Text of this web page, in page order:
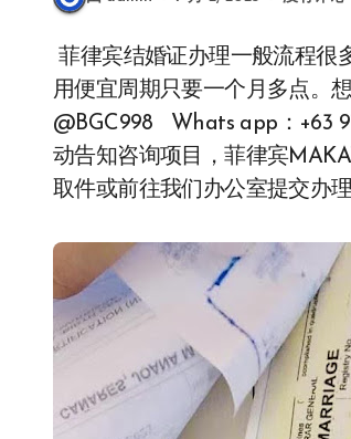
菲律宾结婚证办理一般流程很多需要半年左右时间，如果需要快速办理的可以联系我们处理 费
用便宜周期只要一个月多点。
@BGC998 Whats app：+63
动告知咨询项目，菲律宾
取件或前往我们办公室提交办理